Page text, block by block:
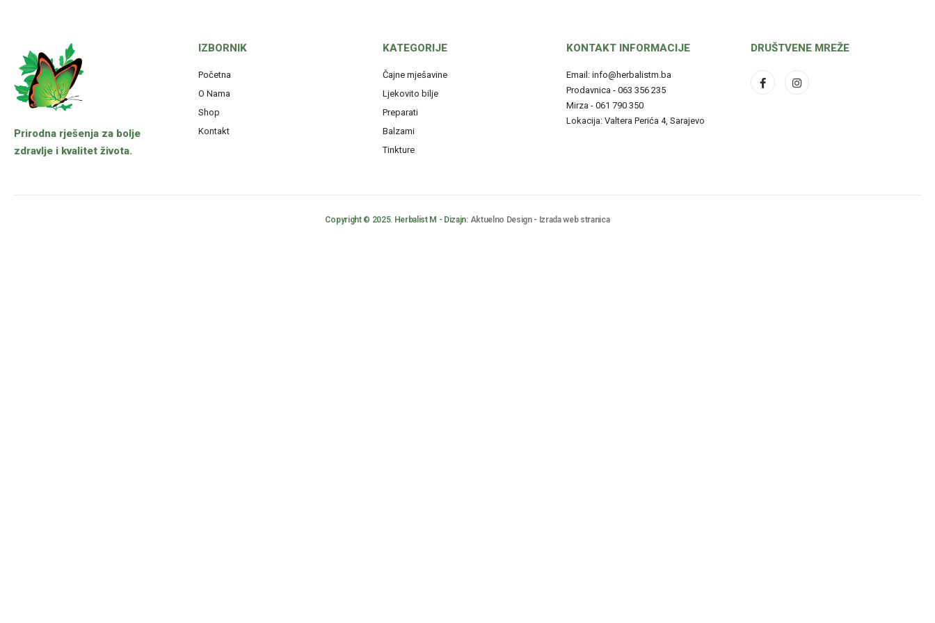
Prirodna rješenja za bolje
zdravlje i kvalitet života.
IZBORNIK
Početna
O Nama
Shop
Kontakt
KATEGORIJE
Čajne mješavine
Ljekovito bilje
Preparati
Balzami
Tinkture
KONTAKT INFORMACIJE
Email: info@herbalistm.ba
Prodavnica - 063 356 235
Mirza - 061 790 350
Lokacija: Valtera Perića 4, Sarajevo
DRUŠTVENE MREŽE
Copyright © 2025. Herbalist M - Dizajn: Aktuelno Design- Izrada web stranica